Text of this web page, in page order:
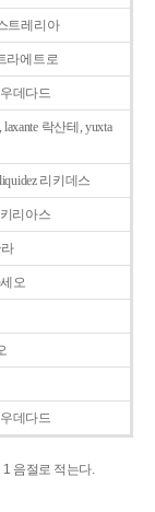
트레리아
라에트로
데다드
laxante 락산테, yuxta
리키데스
리아스
라
오
데다드
1 음절로 적는다.